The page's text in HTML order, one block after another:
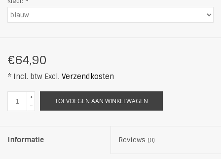
€64,90
* Incl. btw Excl. Verzendkosten
+
-
TOEVOEGEN AAN WINKELWAGEN
Informatie Reviews (0)